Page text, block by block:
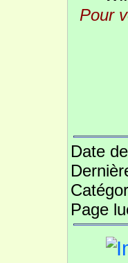
Pour
Date
Page